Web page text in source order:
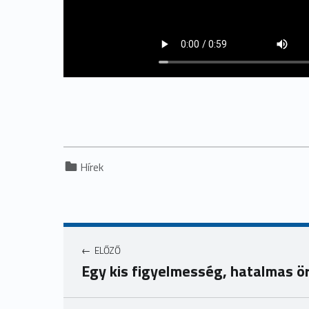
Categorized in:
Hírek
ELŐZŐ
Egy kis figyelmesség, hatalmas